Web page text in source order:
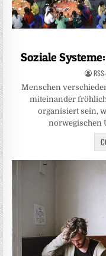
Soziale
Menschen
miteinander
organisiert sein,
norwegischen